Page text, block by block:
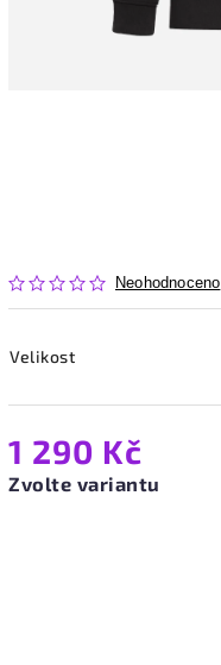
Neohodnoceno
Velikost
1 290 Kč
Zvolte variantu